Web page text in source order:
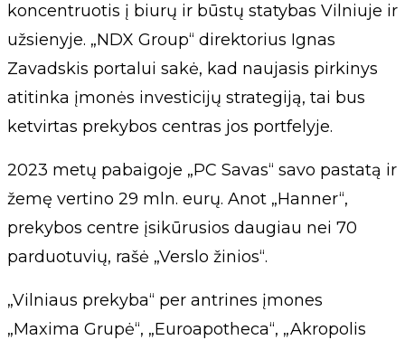
koncentruotis į biurų ir būstų statybas Vilniuje ir
užsienyje. „NDX Group“ direktorius Ignas
Zavadskis portalui sakė, kad naujasis pirkinys
atitinka įmonės investicijų strategiją, tai bus
ketvirtas prekybos centras jos portfelyje.
2023 metų pabaigoje „PC Savas“ savo pastatą ir
žemę vertino 29 mln. eurų. Anot „Hanner“,
prekybos centre įsikūrusios daugiau nei 70
parduotuvių, rašė „Verslo žinios“.
„Vilniaus prekyba“ per antrines įmones
„Maxima Grupė“, „Euroapotheca“, „Akropolis